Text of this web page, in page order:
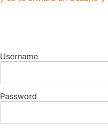
Username
Password